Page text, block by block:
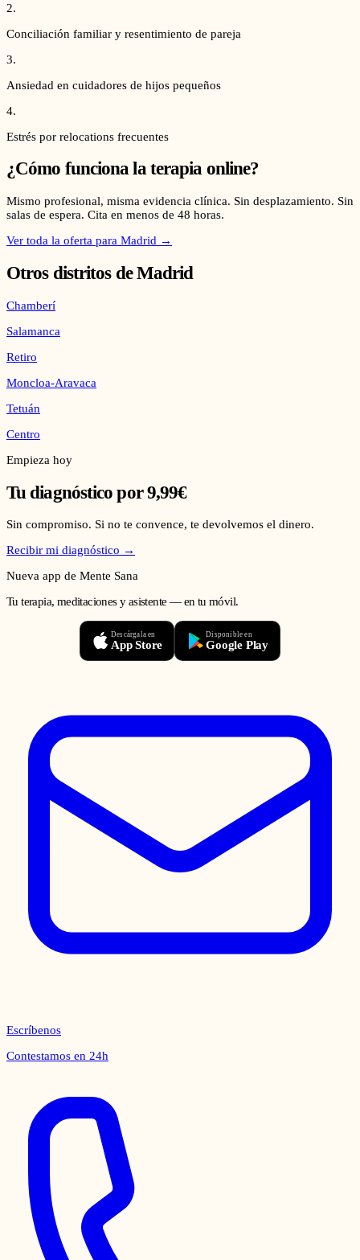
2.
Conciliación familiar y resentimiento de pareja
3.
Ansiedad en cuidadores de hijos pequeños
4.
Estrés por relocations frecuentes
¿Cómo funciona la terapia online?
Mismo profesional, misma evidencia clínica. Sin desplazamiento. Sin
salas de espera. Cita en menos de 48 horas.
Ver toda la oferta para Madrid →
Otros distritos deMadrid
Chamberí
Salamanca
Retiro
Moncloa-Aravaca
Tetuán
Centro
Empieza hoy
Tu diagnóstico por 9,99€
Sin compromiso. Si no te convence, te devolvemos el dinero.
Recibir mi diagnóstico →
Nueva app de Mente Sana
Tu terapia, meditaciones y asistente — en tu móvil.
Descárgala en
App Store
Disponible en
Google Play
Escríbenos
Contestamos en 24h